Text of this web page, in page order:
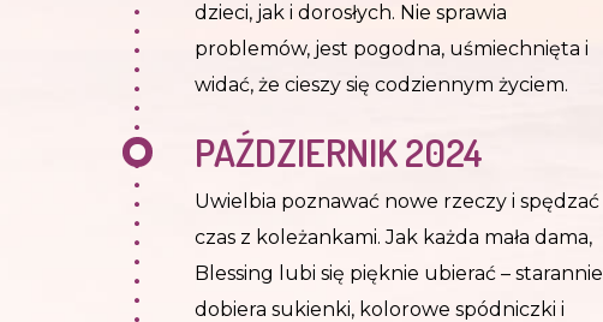
dzieci, jak i dorosłych. Nie sprawia
problemów, jest pogodna, uśmiechnięta i
widać, że cieszy się codziennym życiem.
PAŹDZIERNIK 2024
Uwielbia poznawać nowe rzeczy i spędzać
czas z koleżankami. Jak każda mała dama,
Blessing lubi się pięknie ubierać – starannie
dobiera sukienki, kolorowe spódniczki i